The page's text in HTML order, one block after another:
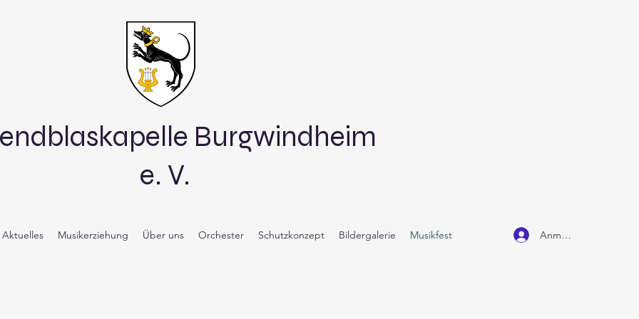
Burgwindheim
e. V.
Aktuelles Musikerziehung Über uns Orchester Schutzkonzept Bildergalerie Musikfest Anmelden